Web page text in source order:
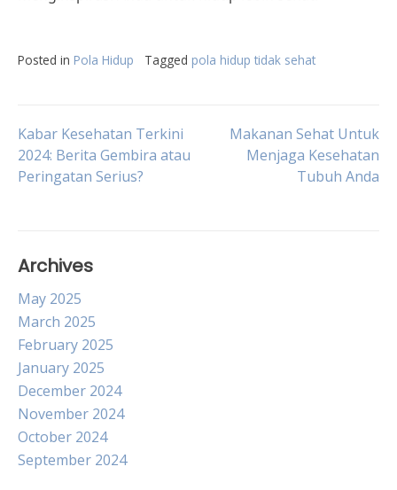
Posted in Pola Hidup Tagged pola hidup tidak sehat
Post
navigation
Kabar Kesehatan Terkini
2024: Berita Gembira atau
Peringatan Serius?
Makanan Sehat Untuk
Menjaga Kesehatan
Tubuh Anda
Archives
May 2025
March 2025
February 2025
January 2025
December 2024
November 2024
October 2024
September 2024